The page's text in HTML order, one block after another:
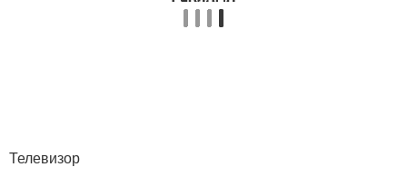
Телевизор